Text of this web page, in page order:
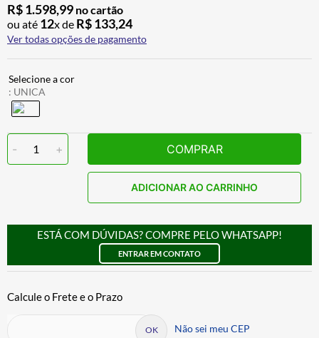
R$1.598,99 no cartão
ou até 12x de R$133,24
Ver todas opções de pagamento
: UNICA
- 1 + COMPRAR
ADICIONAR AO CARRINHO
ESTÁ COM DÚVIDAS? COMPRE PELO WHATSAPP!
ENTRAR EM CONTATO
Não sei meu CEP
9 º AIROH
10º BOTAS